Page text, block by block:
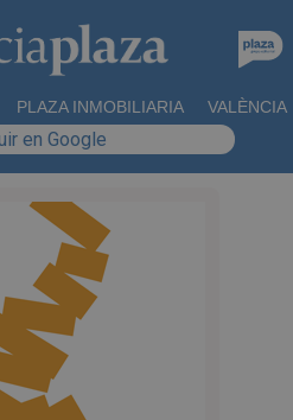
PLAZA INMOBILIARIA VALÈNCIA
en Google